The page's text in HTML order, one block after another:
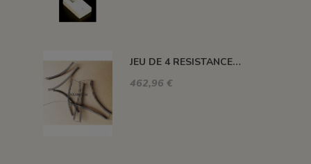
JEU DE 4 RESISTANCES FOUR 1320°C PLUTON-3S 76 L
462,96 €